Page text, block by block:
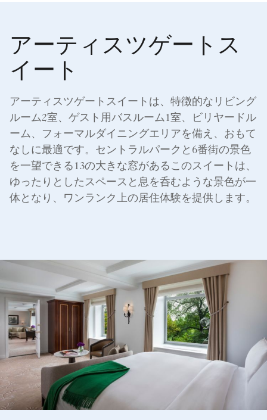
アーティスツゲートス
イート
アーティスツゲートスイートは、特徴的なリビング
ルーム2室、ゲスト用バスルーム1室、ビリヤードル
ーム、フォーマルダイニングエリアを備え、おもて
なしに最適です。セントラルパークと6番街の景色
を一望できる13の大きな窓があるこのスイートは、
ゆったりとしたスペースと息を呑むような景色が一
体となり、ワンランク上の居住体験を提供します。